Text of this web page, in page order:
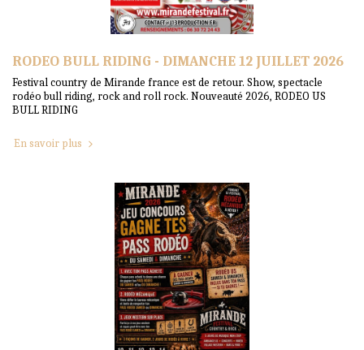
RODEO BULL RIDING - DIMANCHE 12 JUILLET 2026
Festival country de Mirande france est de retour. Show, spectacle
rodéo bull riding, rock and roll rock. Nouveauté 2026, RODEO US
BULL RIDING
En savoir plus